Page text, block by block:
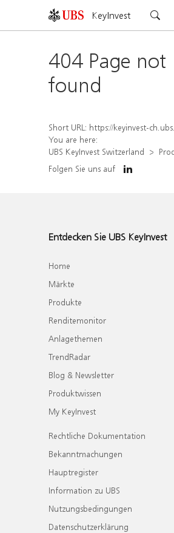
KeyInvest
404 Page not
found
Short URL: https://keyinvest-ch.ubs.com/produkt/detail/
You are here:
UBS KeyInvest Switzerland
Folgen Sie uns auf
Entdecken Sie UBS KeyInvest
Home
Märkte
Produkte
Renditemonitor
Anlagethemen
TrendRadar
Blog & Newsletter
Produktwissen
My KeyInvest
Rechtliche Dokumentation
Bekanntmachungen
Hauptregister
Information zu UBS
Nutzungsbedingungen
Datenschutzerklärung